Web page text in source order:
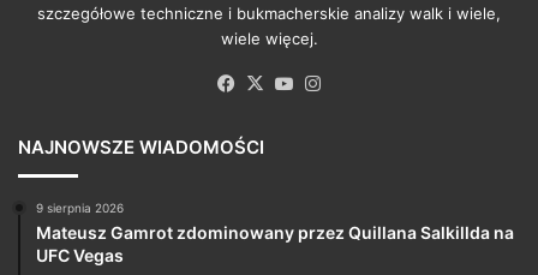
szczegółowe techniczne i bukmacherskie analizy walk i wiele,
wiele więcej.
Facebook
X YouTube
NAJNOWSZE WIADOMOŚCI
9 sierpnia 2026
Mateusz Gamrot zdominowany przez Quillana Salkillda na
UFC Vegas